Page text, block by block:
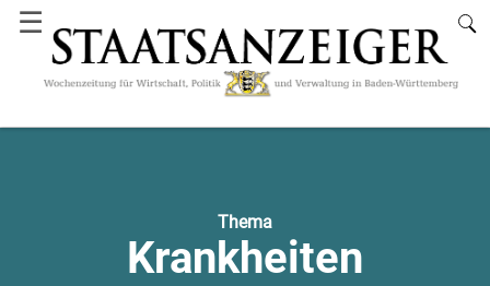
☰
Thema
Krankheiten